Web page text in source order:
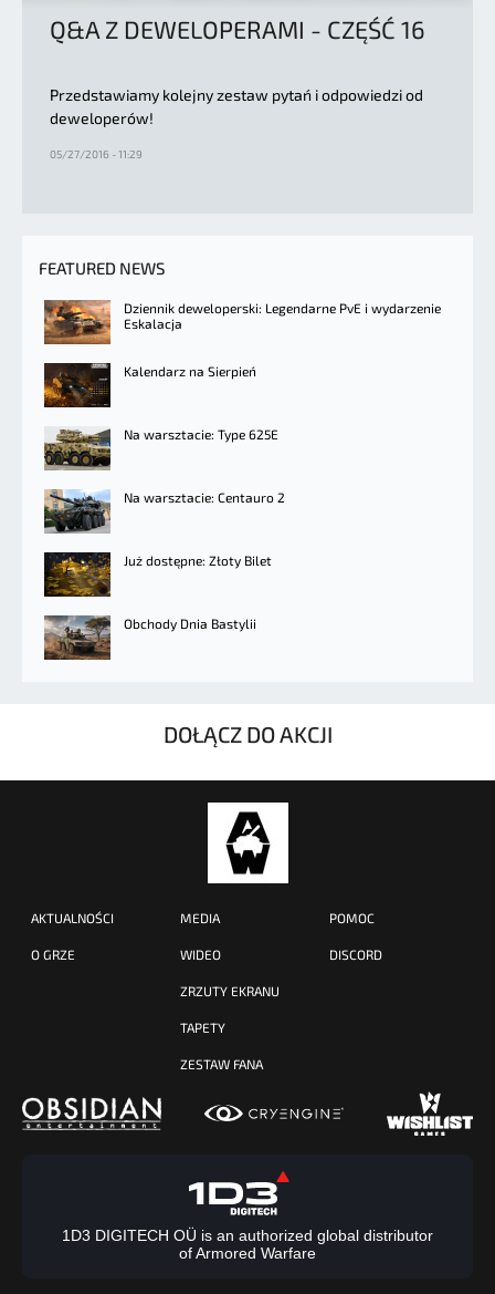
Q&A Z DEWELOPERAMI - CZĘŚĆ 16
Przedstawiamy kolejny zestaw pytań i odpowiedzi od
deweloperów!
05/27/2016 - 11:29
FEATURED NEWS
Dziennik deweloperski: Legendarne PvE i wydarzenie
Eskalacja
Kalendarz na Sierpień
Na warsztacie: Type 625E
Na warsztacie: Centauro 2
Już dostępne: Złoty Bilet
Obchody Dnia Bastylii
DOŁĄCZ DO AKCJI
AKTUALNOŚCI
O GRZE
MEDIA
WIDEO
ZRZUTY EKRANU
TAPETY
ZESTAW FANA
POMOC
DISCORD
1D3 DIGITECH OÜ is an authorized global distributor
of Armored Warfare